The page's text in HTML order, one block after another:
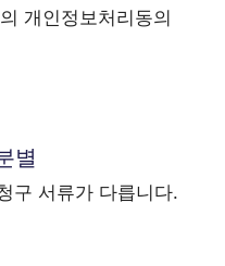
개인정보처리동의
별
구 서류가 다릅니다.